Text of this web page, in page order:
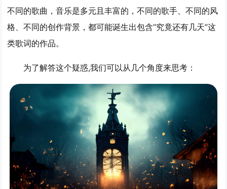
不同的歌曲，音乐是多元且丰富的，不同的歌手、不同的风
格、不同的创作背景，都可能诞生出包含“究竟还有几天”这
类歌词的作品。
为了解答这个疑惑,我们可以从几个角度来思考：